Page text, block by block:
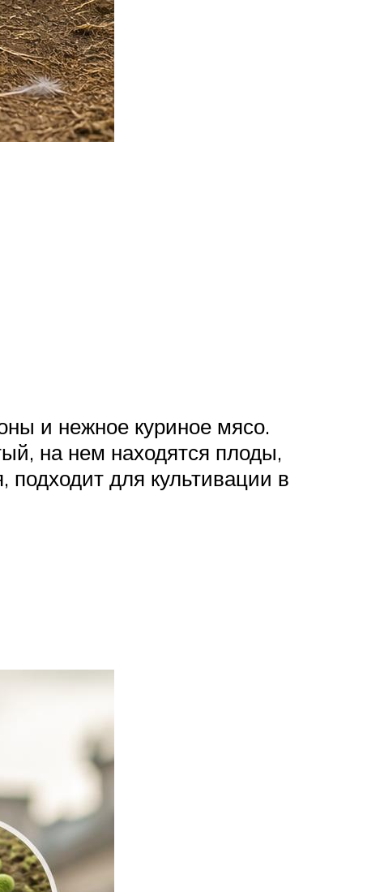
и нежное куриное мясо.
на нем находятся плоды,
для культивации в